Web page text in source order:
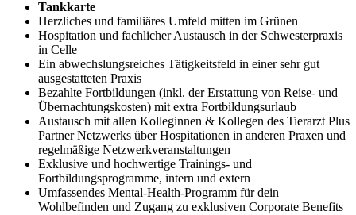
Tankkarte
Herzliches und familiäres Umfeld mitten im Grünen
Hospitation und fachlicher Austausch in der Schwesterpraxis
in Celle
Ein abwechslungsreiches Tätigkeitsfeld in einer sehr gut
ausgestatteten Praxis
Bezahlte Fortbildungen (inkl. der Erstattung von Reise- und
Übernachtungskosten) mit extra Fortbildungsurlaub
Austausch mit allen Kolleginnen & Kollegen des Tierarzt Plus
Partner Netzwerks über Hospitationen in anderen Praxen und
regelmäßige Netzwerkveranstaltungen
Exklusive und hochwertige Trainings- und
Fortbildungsprogramme, intern und extern
Umfassendes Mental-Health-Programm für dein
Wohlbefinden und Zugang zu exklusiven Corporate Benefits